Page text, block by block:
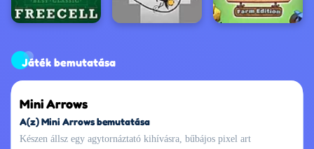
Játék bemutatása
Mini Arrows
A(z) Mini Arrows bemutatása
Készen állsz egy agytornáztató kihívásra, bűbájos pixel art